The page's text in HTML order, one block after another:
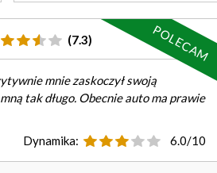
(7.3)
mnie zaskoczył swoją
tak długo. Obecnie auto ma prawie
Dynamika: 6.0/10
POLECAM